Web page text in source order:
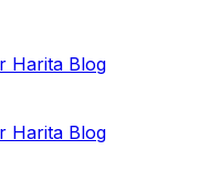
Harita Blog
Harita Blog